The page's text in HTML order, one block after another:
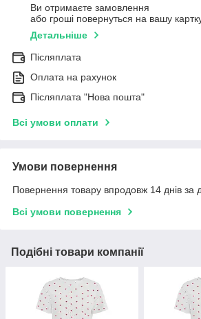
Ви отримаєте замовлення
або гроші повернуться на вашу
Детальніше
Післяплата
Оплата на рахунок
Післяплата "Нова пошта"
Всі умови оплати
Умови повернення
Повернення товару впродовж 14 днів за
Всі умови повернення
Подібні товари компанії